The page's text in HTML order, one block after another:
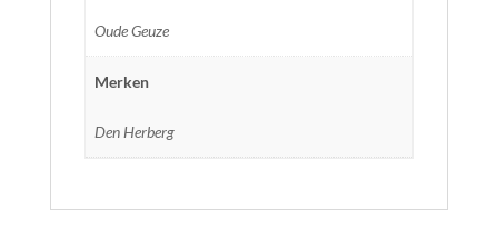
Oude Geuze
Merken
Den Herberg